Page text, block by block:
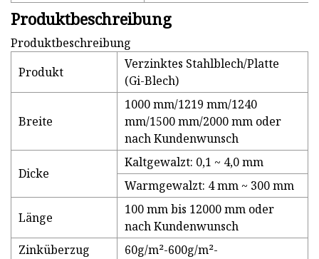
Produktbeschreibung
Produktbeschreibung
Produkt
Verzinktes Stahlblech/Platte
(Gi-Blech)
Breite
1000 mm/1219 mm/1240
mm/1500 mm/2000 mm oder
nach Kundenwunsch
Dicke
Kaltgewalzt: 0,1 ~ 4,0 mm
Warmgewalzt: 4 mm ~ 300 mm
Länge
100 mm bis 12000 mm oder
nach Kundenwunsch
Zinküberzug
60g/m²-600g/m²-